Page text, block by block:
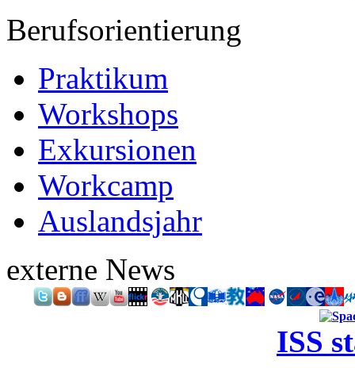
Berufsorientierung
Praktikum
Workshops
Exkursionen
Workcamp
Auslandsjahr
externe News
ISS